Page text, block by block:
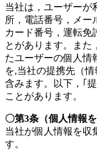
津
店）
｜
ペ
ッ
ト
当社は，ユーザーが
所，電話番号，メー
カード番号，運転免
とがあります。また
たユーザーの個人情
を,当社の提携先（
含みます。以下，｢
ことがあります。
〇第3条（個人情報
当社が個人情報を収
す。